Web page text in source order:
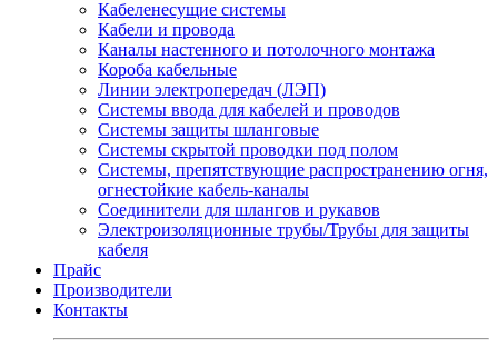
Кабеленесущие системы
Кабели и провода
Каналы настенного и потолочного монтажа
Короба кабельные
Линии электропередач (ЛЭП)
Системы ввода для кабелей и проводов
Системы защиты шланговые
Системы скрытой проводки под полом
Системы, препятствующие распространению огня,
огнестойкие кабель-каналы
Соединители для шлангов и рукавов
Электроизоляционные трубы/Трубы для защиты
кабеля
Прайс
Производители
Контакты